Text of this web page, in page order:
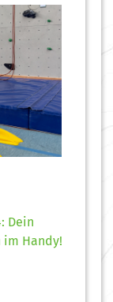
Dein
im Handy!